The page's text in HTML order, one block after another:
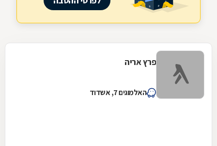
פרץ אריה
האלמוגים 7, אשדוד